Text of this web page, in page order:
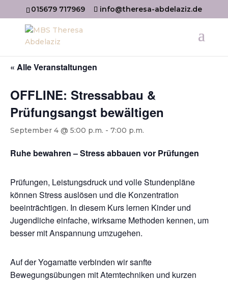
015679 717969 info@theresa-abdelaziz.de
« Alle Veranstaltungen
OFFLINE: Stressabbau &
Prüfungsangst bewältigen
September 4 @ 5:00 p.m. - 7:00 p.m.
Ruhe bewahren – Stress abbauen vor Prüfungen
Prüfungen, Leistungsdruck und volle Stundenpläne
können Stress auslösen und die Konzentration
beeinträchtigen. In diesem Kurs lernen Kinder und
Jugendliche einfache, wirksame Methoden kennen, um
besser mit Anspannung umzugehen.
Auf der Yogamatte verbinden wir sanfte
Bewegungsübungen mit Atemtechniken und kurzen